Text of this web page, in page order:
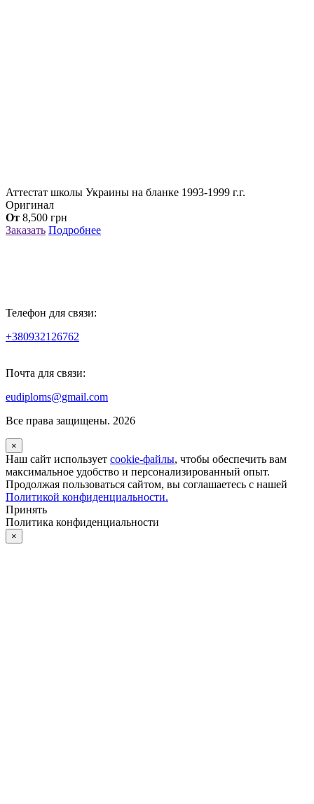
Аттестат школы Украины на бланке 1993-1999 г.г.
Оригинал
От 8,500 грн
Заказать Подробнее
Телефон для связи:
+380932126762
Почта для связи:
eudiploms@gmail.com
Все права защищены. 2026
×
Наш сайт использует cookie-файлы, чтобы обеспечить вам
максимальное удобство и персонализированный опыт.
Продолжая пользоваться сайтом, вы соглашаетесь с нашей
Политикой конфиденциальности.
Принять
Политика конфиденциальности
×